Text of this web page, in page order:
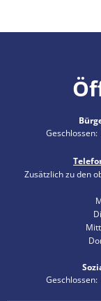
Klicken, um
Geschlossen:
Zusätzlich zu den
Klicken, um
Geschlossen: